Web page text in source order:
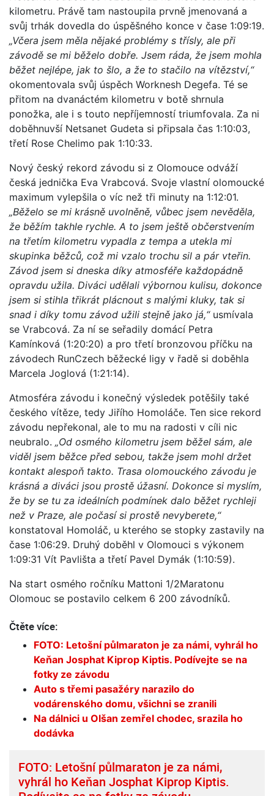
kilometru. Právě tam nastoupila prvně jmenovaná a
svůj trhák dovedla do úspěšného konce v čase 1:09:19.
„Včera jsem měla nějaké problémy s třísly, ale při
závodě se mi běželo dobře. Jsem ráda, že jsem mohla
běžet nejlépe, jak to šlo, a že to stačilo na vítězství,“
okomentovala svůj úspěch Worknesh Degefa. Té se
přitom na dvanáctém kilometru v botě shrnula
ponožka, ale i s touto nepříjemností triumfovala. Za ni
doběhnuvší Netsanet Gudeta si připsala čas 1:10:03,
třetí Rose Chelimo pak 1:10:33.
Nový český rekord závodu si z Olomouce odváží
česká jednička Eva Vrabcová. Svoje vlastní olomoucké
maximum vylepšila o víc než tři minuty na 1:12:01.
„Běželo se mi krásně uvolněně, vůbec jsem nevěděla,
že běžím takhle rychle. A to jsem ještě občerstvením
na třetím kilometru vypadla z tempa a utekla mi
skupinka běžců, což mi vzalo trochu sil a pár vteřin.
Závod jsem si dneska díky atmosféře každopádně
opravdu užila. Diváci udělali výbornou kulisu, dokonce
jsem si stihla třikrát plácnout s malými kluky, tak si
snad i díky tomu závod užili stejně jako já,“ usmívala
se Vrabcová. Za ní se seřadily domácí Petra
Kamínková (1:20:20) a pro třetí bronzovou příčku na
závodech RunCzech běžecké ligy v řadě si doběhla
Marcela Joglová (1:21:14).
Atmosféra závodu i konečný výsledek potěšily také
českého vítěze, tedy Jiřího Homoláče. Ten sice rekord
závodu nepřekonal, ale to mu na radosti v cíli nic
neubralo. „Od osmého kilometru jsem běžel sám, ale
viděl jsem běžce před sebou, takže jsem mohl držet
kontakt alespoň takto. Trasa olomouckého závodu je
krásná a diváci jsou prostě úžasní. Dokonce si myslím,
že by se tu za ideálních podmínek dalo běžet rychleji
než v Praze, ale počasí si prostě nevyberete,“
konstatoval Homoláč, u kterého se stopky zastavily na
čase 1:06:29. Druhý doběhl v Olomouci s výkonem
1:09:31 Vít Pavlišta a třetí Pavel Dymák (1:10:59).
Na start osmého ročníku Mattoni 1/2Maratonu
Olomouc se postavilo celkem 6 200 závodníků.
Čtěte více:
FOTO: Letošní půlmaraton je za námi, vyhrál ho
Keňan Josphat Kiprop Kiptis. Podívejte se na
fotky ze závodu
Auto s třemi pasažéry narazilo do
vodárenského domu, všichni se zranili
Na dálnici u Olšan zemřel chodec, srazila ho
dodávka
FOTO: Letošní půlmaraton je za námi,
vyhrál ho Keňan Josphat Kiprop Kiptis.